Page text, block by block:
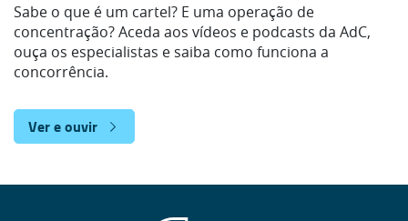
Sabe o que é um cartel? E uma operação de
concentração? Aceda aos vídeos e podcasts da AdC,
ouça os especialistas e saiba como funciona a
concorrência.
Ver e ouvir